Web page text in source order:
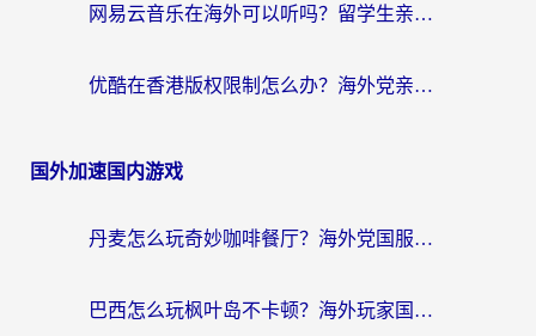
网易云音乐在海外可以听吗？留学生亲测有效的回国加速方案
优酷在香港版权限制怎么办？海外党亲测有效的追剧加速方案
国外加速国内游戏
丹麦怎么玩奇妙咖啡餐厅？海外党国服游戏加速全攻略（附灌篮高手元气骑士实测）
巴西怎么玩枫叶岛不卡顿？海外玩家国服游戏加速器终极指南（含战双野兽领主提速秘籍）